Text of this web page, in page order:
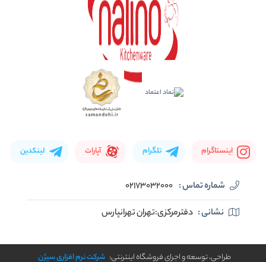
اینستاگرام تلگرام آپارات لینکدین
شماره تماس : 02173032000
نشانی : دفترمرکزی:تهران تهرانپارس
طراحی، توسعه و اجرای فروشگاه اینترنتی: شرکت نرم افزاری سیژن